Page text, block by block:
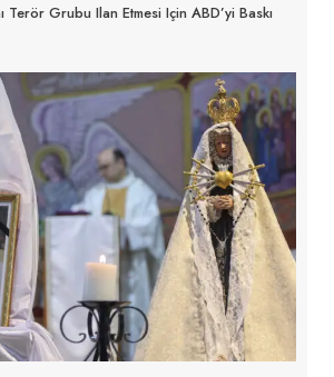
Terör Grubu Ilan Etmesi Için ABD’yi Baskı